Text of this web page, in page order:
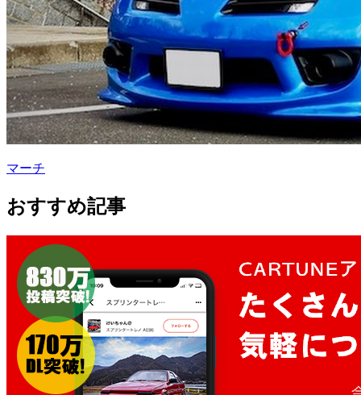
マーチ
おすすめ記事